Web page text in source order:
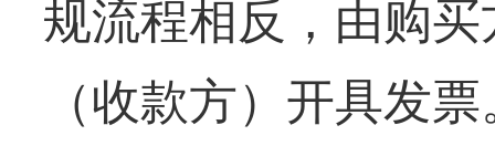
规流程相反，由购
（收款方）开具发